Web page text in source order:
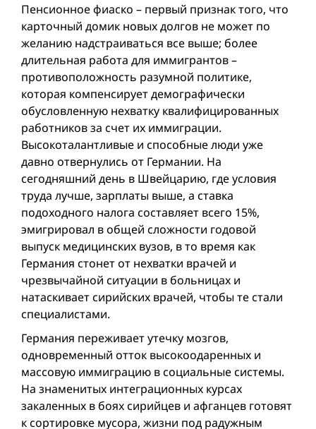
Пенсионнoe фиаско – первый признак того, что
карточный домик новых долгов не может по
желанию надстраиваться все выше; более
длительная работа для иммигрантов –
противоположность разумной политике,
которая компенсирует демографически
обусловленную нехватку квалифицированных
работников за счет их иммиграции.
Высокоталантливые и способные люди уже
давно отвернулись от Германии. На
сегодняшний день в Швейцарию, где условия
труда лучше, зарплаты выше, а ставка
подоходного налога составляет всего 15%,
эмигрировал в общей сложности годовой
выпуск медицинских вузов, в то время как
Германия стонет от нехватки врачей и
чрезвычайной ситуации в больницах и
натаскивает сирийских врачей, чтобы тe стали
специалистами.
Германия переживает утечку мозгов,
одновременный отток высоко­одаренных и
массовую иммиграцию в социальные системы.
На знаменитых интеграционных курсах
закаленных в боях сирийцев и афганцев готовят
к сортировке мусора, жизни под радужным